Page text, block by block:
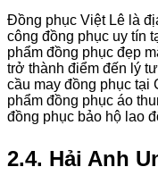
Đồng phục Việt Lê là
công đồng phục uy tín
phẩm đồng phục đẹp
trở thành điểm đến lý
cầu may đồng phục tại
phẩm đồng phục áo
đồng phục bảo hộ lao
2.4. Hải Anh